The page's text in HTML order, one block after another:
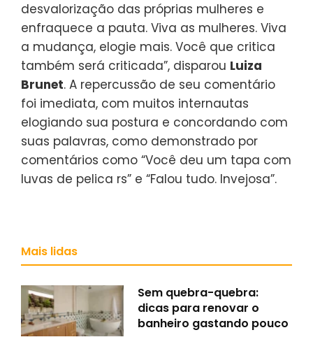
desvalorização das próprias mulheres e
enfraquece a pauta. Viva as mulheres. Viva
a mudança, elogie mais. Você que critica
também será criticada”, disparou Luiza
Brunet. A repercussão de seu comentário
foi imediata, com muitos internautas
elogiando sua postura e concordando com
suas palavras, como demonstrado por
comentários como “Você deu um tapa com
luvas de pelica rs” e “Falou tudo. Invejosa”.
Mais lidas
Sem quebra-quebra:
dicas para renovar o
banheiro gastando pouco